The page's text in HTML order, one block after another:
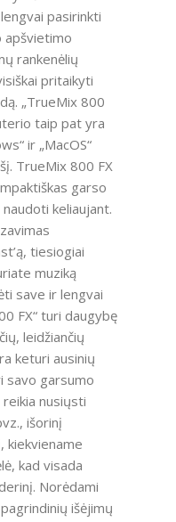
pasirinkti
rankenėlių
pritaikyti
„TrueMix 800
taip pat yra
ir „MacOS“
TrueMix 800 FX
garso
keliaujant.
tiesiogiai
muziką
save ir lengvai
FX“ turi daugybę
leidžiančių
keturi ausinių
savo garsumo
reikia nusiųsti
išorinį
kiekviename
kad visada
Norėdami
išėjimų